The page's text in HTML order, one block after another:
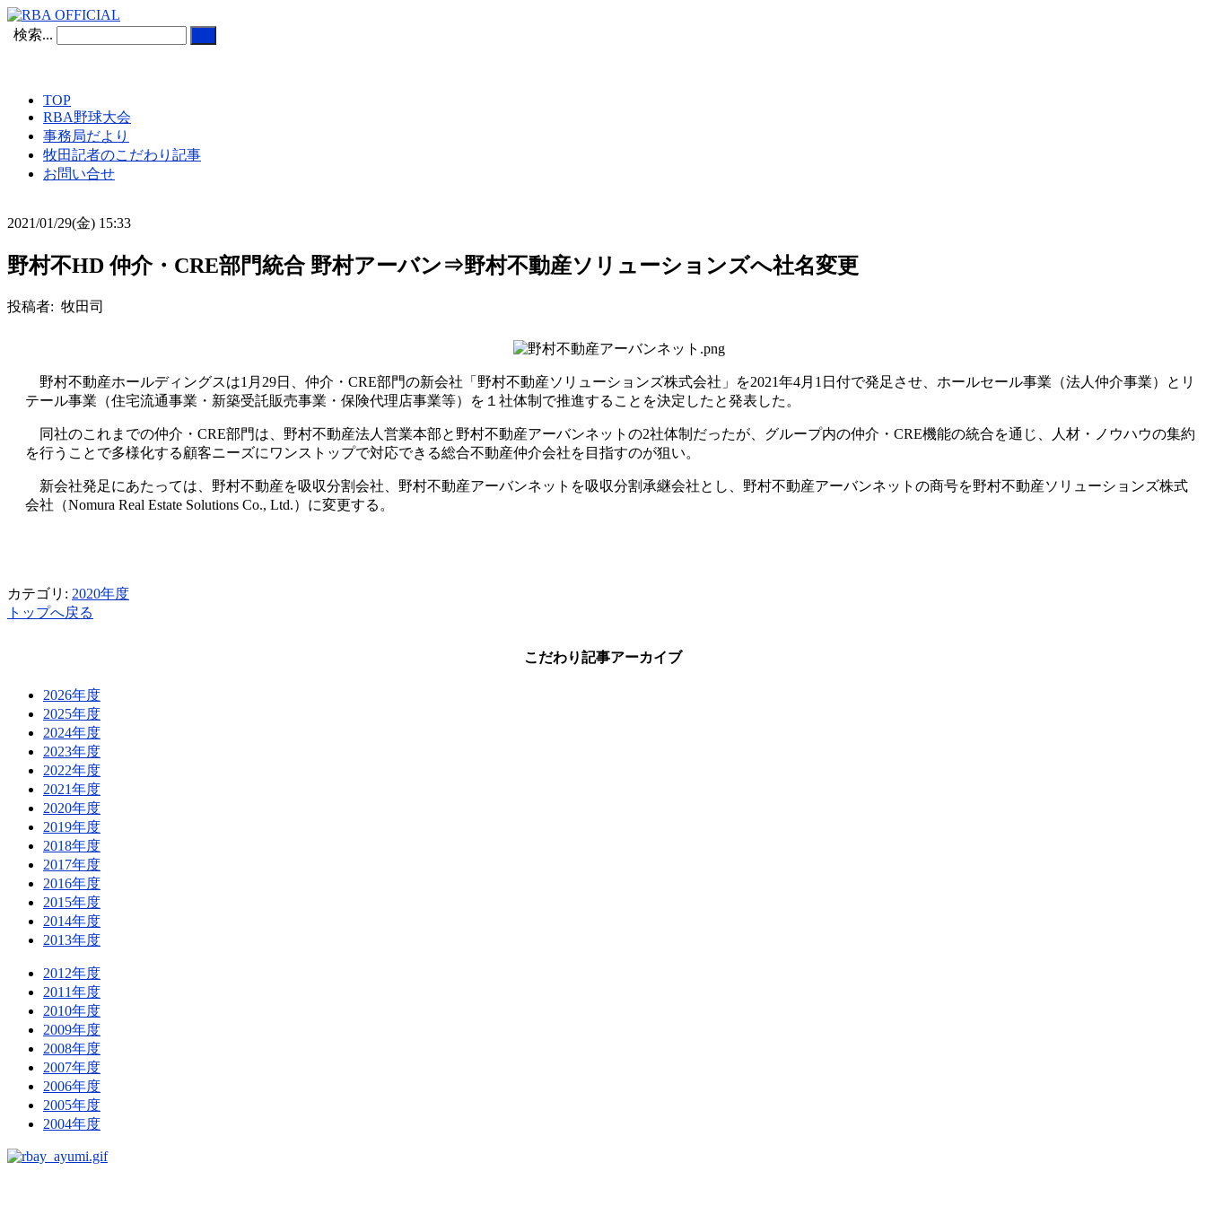
検索...
TOP
RBA野球大会
事務局だより
牧田記者のこだわり記事
お問い合せ
2021/01/29(金) 15:33
野村不HD 仲介・CRE部門統合 野村アーバン⇒野村不動産ソリューションズへ社名変更
投稿者: 牧田司
野村不動産ホールディングスは1月29日、仲介・CRE部門の新会社「野村不動産ソリューションズ株式会社」を2021年4月1日付で発足させ、ホールセール事業（法人仲介事業）とリ
テール事業（住宅流通事業・新築受託販売事業・保険代理店事業等）を１社体制で推進することを決定したと発表した。
同社のこれまでの仲介・CRE部門は、野村不動産法人営業本部と野村不動産アーバンネットの2社体制だったが、グループ内の仲介・CRE機能の統合を通じ、人材・ノウハウの集約
を行うことで多様化する顧客ニーズにワンストップで対応できる総合不動産仲介会社を目指すのが狙い。
新会社発足にあたっては、野村不動産を吸収分割会社、野村不動産アーバンネットを吸収分割承継会社とし、野村不動産アーバンネットの商号を野村不動産ソリューションズ株式
会社（Nomura Real Estate Solutions Co., Ltd.）に変更する。
カテゴリ: 2020年度
トップへ戻る
こだわり記事アーカイブ
2026年度
2025年度
2024年度
2023年度
2022年度
2021年度
2020年度
2019年度
2018年度
2017年度
2016年度
2015年度
2014年度
2013年度
2012年度
2011年度
2010年度
2009年度
2008年度
2007年度
2006年度
2005年度
2004年度